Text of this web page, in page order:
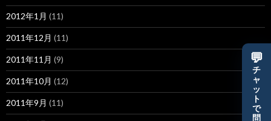
2012年1月 (11)
2011年12月 (11)
2011年11月 (9)
2011年10月 (12)
2011年9月 (11)
💬
チ
ャ
ッ
ト
で
問